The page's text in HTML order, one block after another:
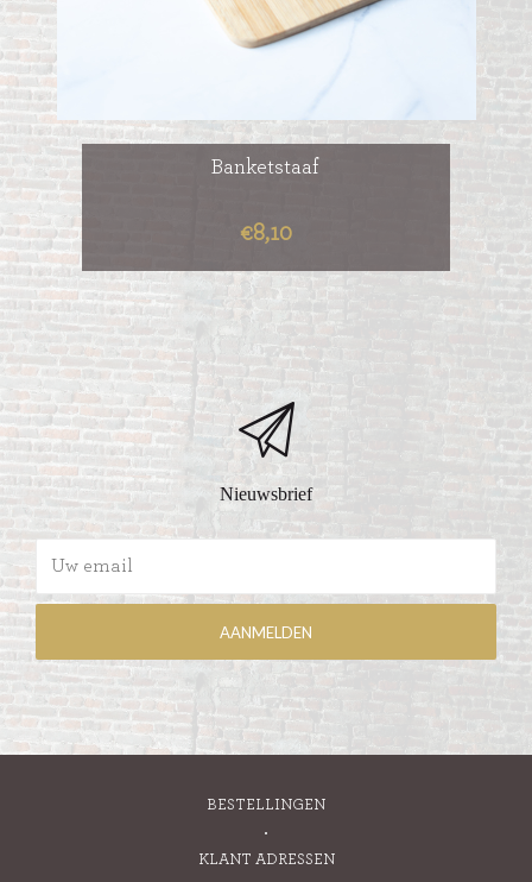
Banketstaaf
€8,10
Nieuwsbrief
BESTELLINGEN
KLANT ADRESSEN